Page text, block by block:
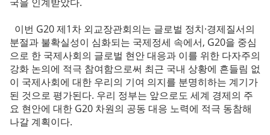
이번 G20 제1차 외교장관회의는 글로벌 정치·경제질서의
분절과 불확실성이 심화되는 국제정세 속에서, G20을 중심
으로 한 국제사회의 글로벌 현안 대응과 이를 위한 다자주의
강화 논의에 적극 참여함으로써 최근 국내 상황에 흔들림 없
이 국제사회에 대한 우리의 기여 의지를 분명히하는 계기가
된 것으로 평가된다. 우리 정부는 앞으로도 세계 경제의 주
요 현안에 대한 G20 차원의 공동 대응 노력에 적극 동참해
나갈 계획이다.